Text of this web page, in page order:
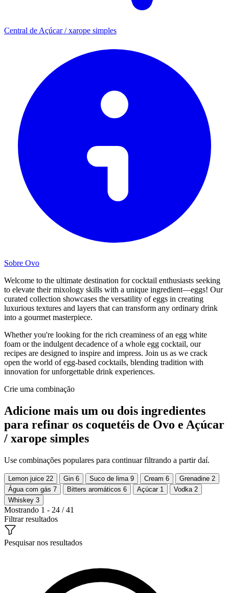
Central de Açúcar / xarope simples
Sobre Ovo
Welcome to the ultimate destination for cocktail enthusiasts seeking
to elevate their mixology skills with a unique ingredient—eggs! Our
curated collection showcases the versatility of eggs in creating
luxurious textures and layers that can transform any ordinary drink
into a gourmet masterpiece.
Whether you're looking for the rich creaminess of an egg white
foam or the indulgent decadence of a whole egg cocktail, our
recipes are designed to inspire and impress. Join us as we crack
open the world of egg-based cocktails, blending tradition with
innovation for unforgettable drink experiences.
Crie uma combinação
Adicione mais um ou dois ingredientes
para refinar os coquetéis de Ovo e Açúcar
/ xarope simples
Use combinações populares para continuar filtrando a partir daí.
Lemon juice 22 Gin 6 Suco de lima 9 Cream 6 Grenadine 2
Água com gás 7 Bitters aromáticos 6 Açúcar 1 Vodka 2
Whiskey 3
Mostrando 1 - 24 / 41
Filtrar resultados
Pesquisar nos resultados